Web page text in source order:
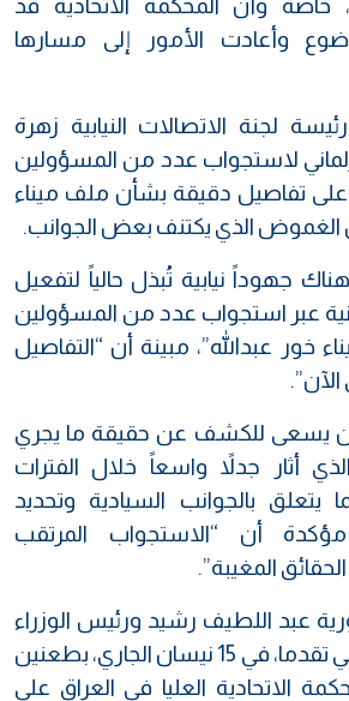
خاصة وأن المحكمة الاتحادية قد
وأعادت الأمور إلى مسارها
لجنة الاتصالات النيابية زهرة
لاستجواب عدد من المسؤولين
على تفاصيل دقيقة بشأن ملف ميناء
الغموض الذي يكتنف بعض الجوانب.
جهوداً نيابية تُبذل حالياً لتفعيل
عبر استجواب عدد من المسؤولين
خور عبدالله”، مبينة أن “التفاصيل
يسعى للكشف عن حقيقة ما يجري
أثار جدلاً واسعاً خلال الفترات
يتعلق بالجوانب السيادية وتحديد
مؤكدة أن “الاستجواب المرتقب
المغيبة”.
عبد اللطيف رشيد ورئيس الوزراء
محمد شياع السوداني تقدما، في 15 نيسان الجاري، بطعنين
الاتحادية العليا في العراق على